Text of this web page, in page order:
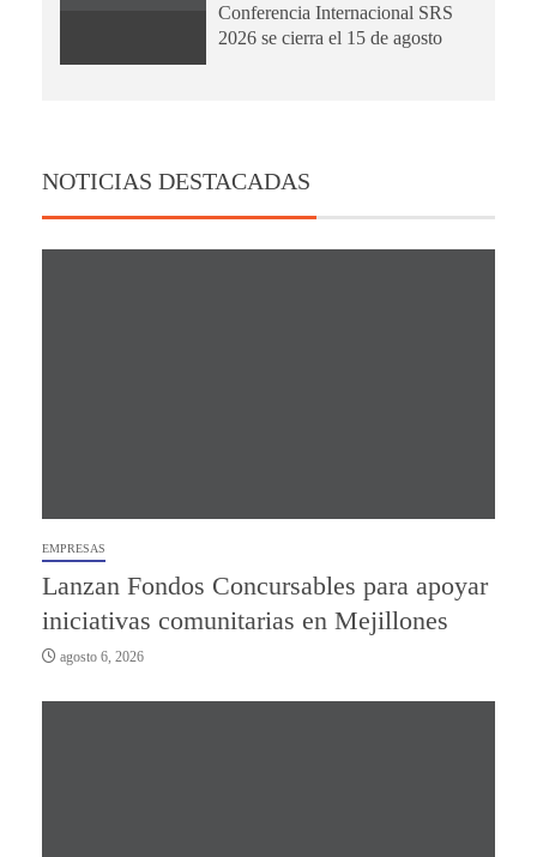
Conferencia Internacional SRS
2026 se cierra el 15 de agosto
NOTICIAS DESTACADAS
EMPRESAS
Lanzan Fondos Concursables para apoyar
iniciativas comunitarias en Mejillones
agosto 6, 2026